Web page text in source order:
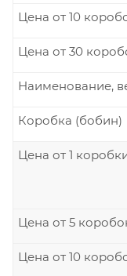
Коробка (бобин)